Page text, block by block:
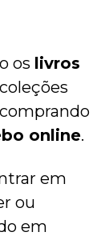
os livros
online.
em
ou
em